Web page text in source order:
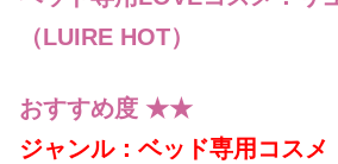
（LUIRE HOT）
おすすめ度 ★★
ジャンル：ベッド専用コスメ